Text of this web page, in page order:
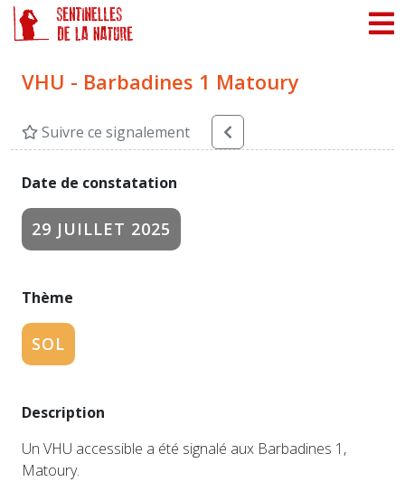
VHU - Barbadines 1 Matoury
Suivre ce signalement
Date de constatation
29 JUILLET 2025
Thème
SOL
Description
Un VHU accessible a été signalé aux Barbadines 1,
Matoury.
Panneau de gestion des cookies